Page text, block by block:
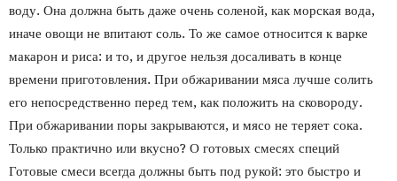
воду. Она должна быть даже очень соленой, как морская вода,
иначе овощи не впитают соль. То же самое относится к варке
макарон и риса: и то, и другое нельзя досаливать в конце
времени приготовления. При обжаривании мяса лучше солить
его непосредственно перед тем, как положить на сковороду.
При обжаривании поры закрываются, и мясо не теряет сока.
Только практично или вкусно? О готовых смесях специй
Готовые смеси всегда должны быть под рукой: это быстро и